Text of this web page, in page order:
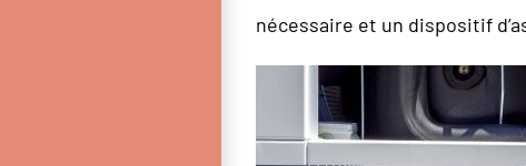
nécessaire et un dispositif